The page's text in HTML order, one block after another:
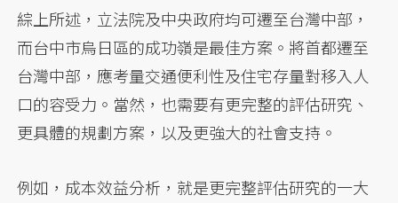
綜上所述，立法院及中央政府均可遷至台灣中部，
而台中市烏日區的成功嶺是最佳方案。將首都遷至
台灣中部，應考量交通便利性及住宅存量對移入人
口的容受力。當然，也需要有更完整的評估研究、
更具體的規劃方案，以及更強大的社會支持。
例如，成本效益分析，就是更完整評估研究的一大